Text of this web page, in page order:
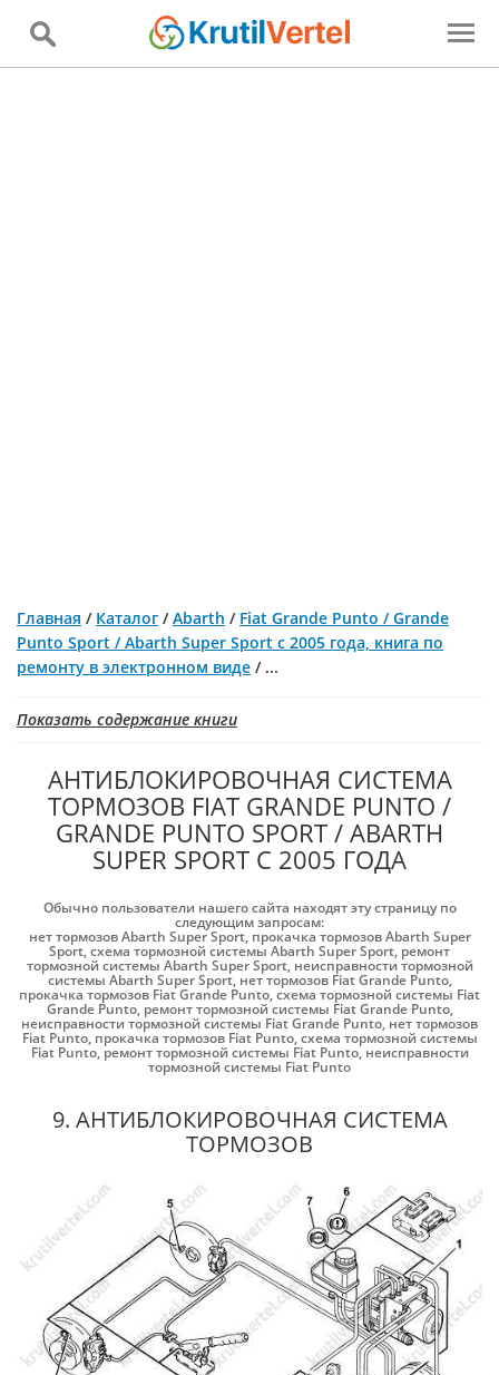
Главная / Каталог /Abarth / Fiat Grande Punto / Grande
Punto Sport / Abarth Super Sport с 2005 года, книга по
ремонту в электронном виде / ...
Показать содержание книги
АНТИБЛОКИРОВОЧНАЯ СИСТЕМА
ТОРМОЗОВ FIAT GRANDE PUNTO /
GRANDE PUNTO SPORT / ABARTH
SUPER SPORT С 2005 ГОДА
Обычно пользователи нашего сайта находят эту страницу по
следующим запросам:
нет тормозов Abarth Super Sport, прокачка тормозов Abarth Super
Sport,схема тормозной системы Abarth Super Sport, ремонт
тормозной системы Abarth Super Sport, неисправности тормозной
системы Abarth Super Sport, нет тормозов Fiat Grande Punto,
прокачка тормозов Fiat Grande Punto,схема тормозной системы Fiat
Grande Punto, ремонт тормозной системы Fiat Grande Punto,
неисправности тормозной системы Fiat Grande Punto, нет тормозов
Fiat Punto, прокачка тормозов Fiat Punto,схема тормозной системы
Fiat Punto, ремонт тормозной системы Fiat Punto, неисправности
тормозной системы Fiat Punto
9. АНТИБЛОКИРОВОЧНАЯ СИСТЕМА
ТОРМОЗОВ